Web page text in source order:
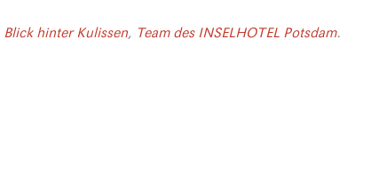
Blick hinter Kulissen, Team des INSELHOTEL Potsdam.